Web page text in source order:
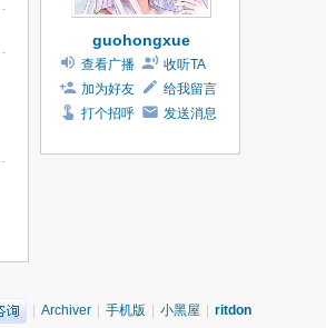
guohongxue
查看广播
收听TA
加为好友
给我留言
打个招呼
发送消息
| Archiver | 手机版 | 小黑屋 | ritdon